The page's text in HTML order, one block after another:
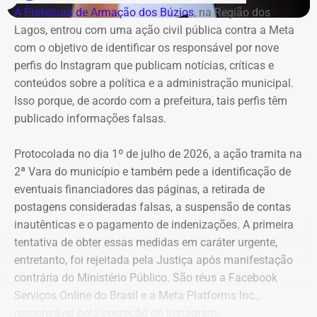
8
Danielle Christian Ribeiro
Barros
R$
281.042,85
R$
103.247,91
9
Fernando Cezar Jorge
Hakme
R$
274.382,64
R$
22.028,93
10 Edmilson Suassuna da Silva R$
273.040,85
273.040,85
11 Ricardo Cardoso dos SantosR$
259.913,87
R$
259.913,87
12 Sergio Elias de Souza
R$
247.403,90
R$
247.403,90
A Prefeitura de Armação dos Búzios, na Região dos
Lagos, entrou com uma ação civil pública contra a Meta
com o objetivo de identificar os responsável por nove
perfis do Instagram que publicam notícias, críticas e
conteúdos sobre a política e a administração municipal.
Isso porque, de acordo com a prefeitura, tais perfis têm
publicado informações falsas.
Protocolada no dia 1º de julho de 2026, a ação tramita na
2ª Vara do município e também pede a identificação de
eventuais financiadores das páginas, a retirada de
postagens consideradas falsas, a suspensão de contas
inautênticas e o pagamento de indenizações. A primeira
tentativa de obter essas medidas em caráter urgente,
entretanto, foi rejeitada pela Justiça após manifestação
contrária do Ministério Público. São réus a Facebook
Serviços Online do Brasil e a Meta Platforms Inc.,